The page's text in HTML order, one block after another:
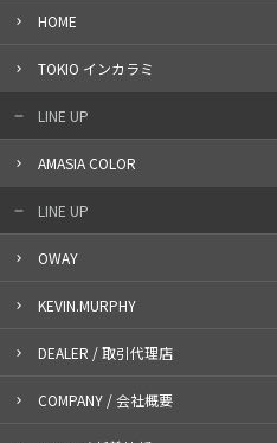
HOME
TOKIO インカラミ
LINE UP
AMASIA COLOR
LINE UP
OWAY
KEVIN.MURPHY
DEALER / 取引代理店
COMPANY / 会社概要